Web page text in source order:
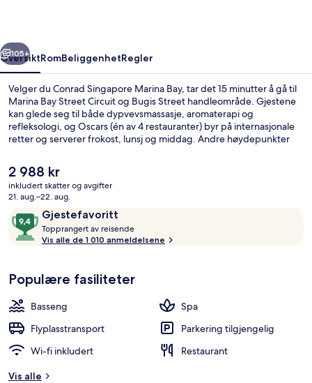
Neste
105+
OversiktRomBeliggenhetRegler
Velger du Conrad Singapore Marina Bay, tar det 15 minutter å gå til
Marina Bay Street Circuit og Bugis Street handleområde. Gjestene
kan glede seg til både dypvevsmassasje, aromaterapi og
refleksologi, og Oscars (én av 4 restauranter) byr på internasjonale
retter og serverer frokost, lunsj og middag. Andre høydepunkter
utendørsbasseng, en bassengbar og et døgnåpent treningssenter.
Mange skryter av den vennlige betjeningen og overnattingsstedets
forfatning. Du kan gå til kollektivtransport: Det tar 4 minutter å gå til
Promena stasjon og 6 minutter å gå til Esplanade stasjon.
Den
nåværende
prisen
2 988 kr
2 988 kr
inkludert skatter og avgifter
21. aug.–22. aug.
AnmeldelserGjestefavoritt
9,4
av
10,
Topprangert av reisende
o
Vis alle de 1 010 anmeldelsene
Populære fasiliteter
Basseng
Spa
Flyplasstransport
Parkering tilgjengelig
Wi-fi inkludert
Restaurant
Vis alle